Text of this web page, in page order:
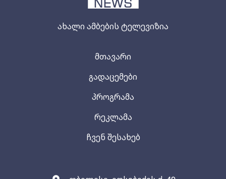
ახალი ამბების ტელევიზია
მთავარი
გადაცემები
პროგრამა
რეკლამა
ჩვენ შესახებ